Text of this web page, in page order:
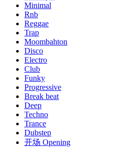
Minimal
Rnb
Reggae
Trap
Moombahton
Disco
Electro
Club
Funky
Progressive
Break beat
Deep
Techno
Trance
Dubstep
开场 Opening